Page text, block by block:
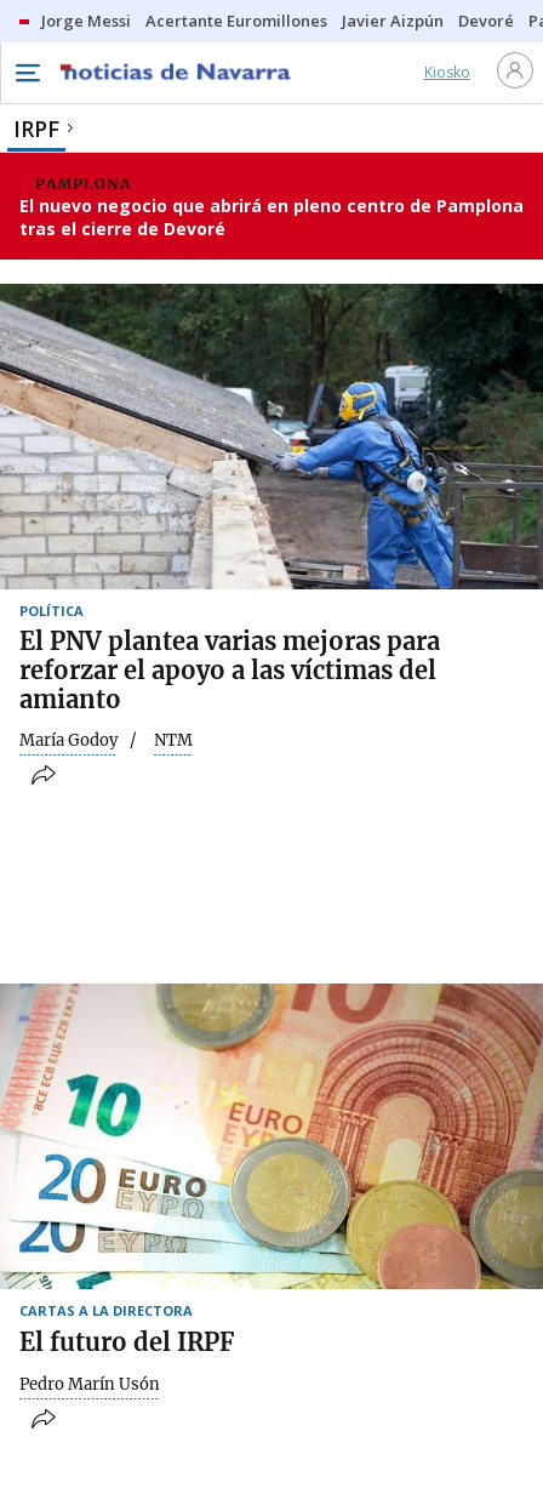
Jorge Messi Acertante Euromillones Javier Aizpún Devoré
Kiosko
IRPF
PAMPLONA
El nuevo negocio que abrirá en pleno centro de Pamplona
tras el cierre de Devoré
POLÍTICA
El PNV plantea varias mejoras para
reforzar el apoyo a las víctimas del
amianto
María Godoy NTM
CARTAS A LA DIRECTORA
El futuro del IRPF
Pedro Marín Usón